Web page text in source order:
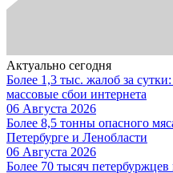
Актуально сегодня
Более 1,3 тыс. жалоб за
массовые сбои интернета
06 Августа 2026
Более 8,5 тонны опасного
Петербурге и Ленобласти
06 Августа 2026
Более 70 тысяч